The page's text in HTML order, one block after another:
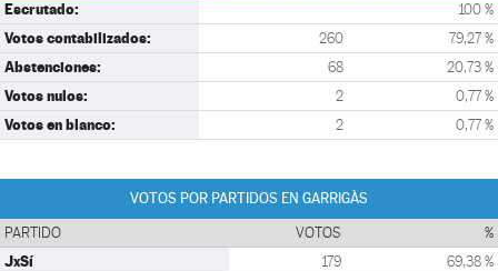
Escrutado: 100 %
Votos contabilizados: 260 79,27 %
Abstenciones: 68 20,73 %
Votos nulos: 2 0,77 %
Votos en blanco: 2 0,77 %
VOTOS POR PARTIDOS EN GARRIGÀS
PARTIDO VOTOS %
JxSí 179 69,38 %